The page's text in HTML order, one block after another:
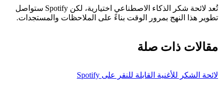
تُعد لائحة شكر الذكاء الاصطناعي اختيارية، لكن Spotify ستواصل
تطوير هذا النهج بمرور الوقت بناءً على الملاحظات والمستجدات.
مقالات ذات صلة
لائحة الشكر للأغنية القابلة للنقر على Spotify